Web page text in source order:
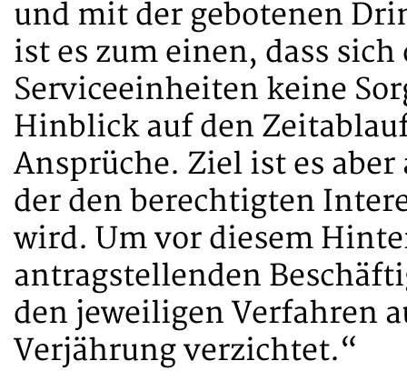
und mit der gebotenen
ist es zum einen, dass
Serviceeinheiten keine
Hinblick auf den
Ansprüche. Ziel ist es
der den berechtigten
wird. Um vor diesem
antragstellenden
den jeweiligen Verfahren
Verjährung verzichtet.“